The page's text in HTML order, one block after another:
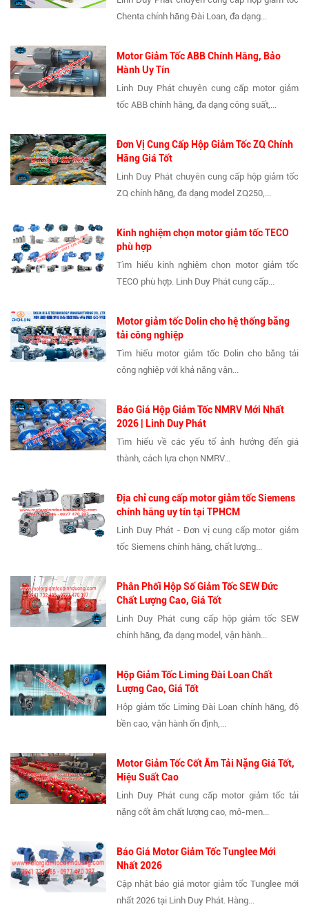
Chenta chính hãng Đài Loan, đa dạng...
Motor Giảm Tốc ABB Chính Hãng, Bảo
Hành Uy Tín
Linh Duy Phát chuyên cung cấp motor giảm
tốc ABB chính hãng, đa dạng công suất,...
Đơn Vị Cung Cấp Hộp Giảm Tốc ZQ Chính
Hãng Giá Tốt
Linh Duy Phát chuyên cung cấp hộp giảm tốc
ZQ chính hãng, đa dạng model ZQ250,...
Kinh nghiệm chọn motor giảm tốc TECO
phù hợp
Tìm hiểu kinh nghiệm chọn motor giảm tốc
TECO phù hợp. Linh Duy Phát cung cấp...
Motor giảm tốc Dolin cho hệ thống băng
tải công nghiệp
Tìm hiểu motor giảm tốc Dolin cho băng tải
công nghiệp với khả năng vận...
Báo Giá Hộp Giảm Tốc NMRV Mới Nhất
2026 | Linh Duy Phát
Tìm hiểu về các yếu tố ảnh hưởng đến giá
thành, cách lựa chọn NMRV...
Địa chỉ cung cấp motor giảm tốc Siemens
chính hãng uy tín tại TPHCM
Linh Duy Phát - Đơn vị cung cấp motor giảm
tốc Siemens chính hãng, chất lượng...
Phân Phối Hộp Số Giảm Tốc SEW Đức
Chất Lượng Cao, Giá Tốt
Linh Duy Phát cung cấp hộp giảm tốc SEW
chính hãng, đa dạng model, vận hành...
Hộp Giảm Tốc Liming Đài Loan Chất
Lượng Cao, Giá Tốt
Hộp giảm tốc Liming Đài Loan chính hãng, độ
bền cao, vận hành ổn định,...
Motor Giảm Tốc Cốt Âm Tải Nặng Giá Tốt,
Hiệu Suất Cao
Linh Duy Phát cung cấp motor giảm tốc tải
nặng cốt âm chất lượng cao, mô-men...
Báo Giá Motor Giảm Tốc Tunglee Mới
Nhất 2026
Cập nhật báo giá motor giảm tốc Tunglee mới
nhất 2026 tại Linh Duy Phát. Hàng...